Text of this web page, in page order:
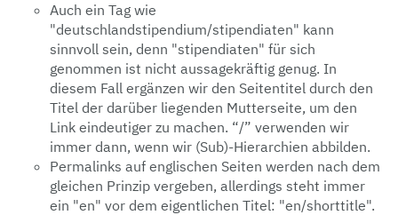
Auch ein Tag wie
"deutschlandstipendium/stipendiaten" kann
sinnvoll sein, denn "stipendiaten" für sich
genommen ist nicht aussagekräftig genug. In
diesem Fall ergänzen wir den Seitentitel durch den
Titel der darüber liegenden Mutterseite, um den
Link eindeutiger zu machen. “/” verwenden wir
immer dann, wenn wir (Sub)-Hierarchien abbilden.
Permalinks auf englischen Seiten werden nach dem
gleichen Prinzip vergeben, allerdings steht immer
ein "en" vor dem eigentlichen Titel: "en/shorttitle".